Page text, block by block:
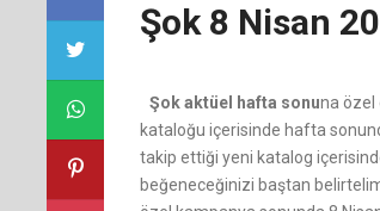
Şok 8 Nisan
Şok aktüel hafta sonuna özel
kataloğu içerisinde hafta
takip ettiği yeni katalog
beğeneceğinizi baştan